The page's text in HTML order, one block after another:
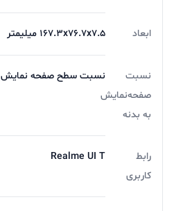
اغلب اوقات مناسب است اما
آزاد و نور زیاد با گوشی خودتان کار
نکته‌ای که در مورد این صفحه
کرد، نرخ نوسازی بالاتر از متوسط
ابعاد 167.3x76.7x7.5 میلیمتر
نسبت
صفحه‌نمایش
به بدنه
نسبت سطح صفحه نمایش به
رابط
کاربری
Realme UI T